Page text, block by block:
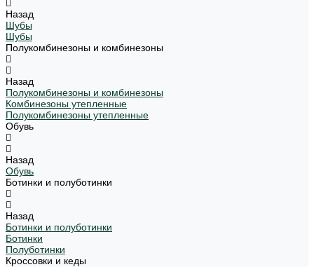
Назад
Шубы
Шубы
Полукомбинезоны и комбинезоны
Назад
Полукомбинезоны и комбинезоны
Комбинезоны утепленные
Полукомбинезоны утепленные
Обувь
Назад
Обувь
Ботинки и полуботинки
Назад
Ботинки и полуботинки
Ботинки
Полуботинки
Кроссовки и кеды